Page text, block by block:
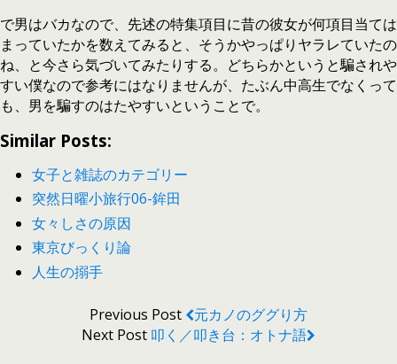
で男はバカなので、先述の特集項目に昔の彼女が何項目当ては
まっていたかを数えてみると、そうかやっぱりヤラレていたの
ね、と今さら気づいてみたりする。どちらかというと騙されや
すい僕なので参考にはなりませんが、たぶん中高生でなくって
も、男を騙すのはたやすいということで。
Similar Posts:
女子と雑誌のカテゴリー
突然日曜小旅行06-鉾田
女々しさの原因
東京びっくり論
人生の搦手
Previous Post
元カノのググり方
Next Post 叩く／叩き台：オトナ語